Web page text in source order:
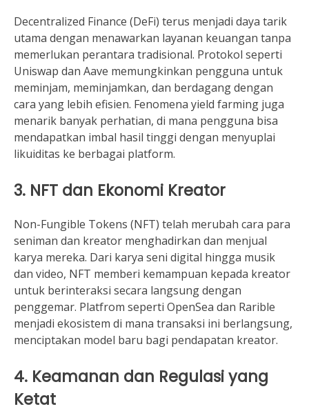
Decentralized Finance (DeFi) terus menjadi daya tarik
utama dengan menawarkan layanan keuangan tanpa
memerlukan perantara tradisional. Protokol seperti
Uniswap dan Aave memungkinkan pengguna untuk
meminjam, meminjamkan, dan berdagang dengan
cara yang lebih efisien. Fenomena yield farming juga
menarik banyak perhatian, di mana pengguna bisa
mendapatkan imbal hasil tinggi dengan menyuplai
likuiditas ke berbagai platform.
3. NFT dan Ekonomi Kreator
Non-Fungible Tokens (NFT) telah merubah cara para
seniman dan kreator menghadirkan dan menjual
karya mereka. Dari karya seni digital hingga musik
dan video, NFT memberi kemampuan kepada kreator
untuk berinteraksi secara langsung dengan
penggemar. Platfrom seperti OpenSea dan Rarible
menjadi ekosistem di mana transaksi ini berlangsung,
menciptakan model baru bagi pendapatan kreator.
4. Keamanan dan Regulasi yang
Ketat